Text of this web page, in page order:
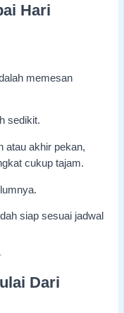
Hari
memesan
sedikit.
atau akhir pekan,
cukup tajam.
siap sesuai jadwal
Dari